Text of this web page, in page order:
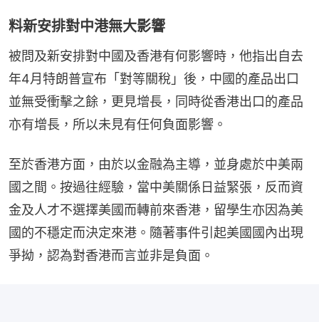
料新安排對中港無大影響
被問及新安排對中國及香港有何影響時，他指出自去
年4月特朗普宣布「對等關稅」後，中國的產品出口
並無受衝擊之餘，更見增長，同時從香港出口的產品
亦有增長，所以未見有任何負面影響。
至於香港方面，由於以金融為主導，並身處於中美兩
國之間。按過往經驗，當中美關係日益緊張，反而資
金及人才不選擇美國而轉前來香港，留學生亦因為美
國的不穩定而決定來港。隨著事件引起美國國內出現
爭拗，認為對香港而言並非是負面。